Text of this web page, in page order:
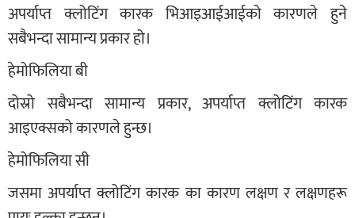
अपर्याप्त क्लोटिंग कारक भिआइआईआईको कारणले हुने
सबैभन्दा सामान्य प्रकार हो।
हेमोफिलिया बी
दोस्रो सबैभन्दा सामान्य प्रकार, अपर्याप्त क्लोटिंग कारक
आइएक्सको कारणले हुन्छ।
हेमोफिलिया सी
जसमा अपर्याप्त क्लोटिंग कारक का कारण लक्षण र लक्षणहरू